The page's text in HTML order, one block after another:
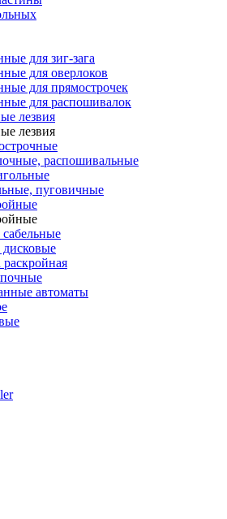
для зиг-зага
для оверлоков
для прямострочек
для распошивалок
лезвия
лезвия
распошивальные
пуговичные
раскройная
автоматы